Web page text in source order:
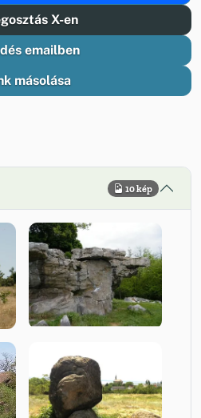
X-en
emailben
másolása
10 kép